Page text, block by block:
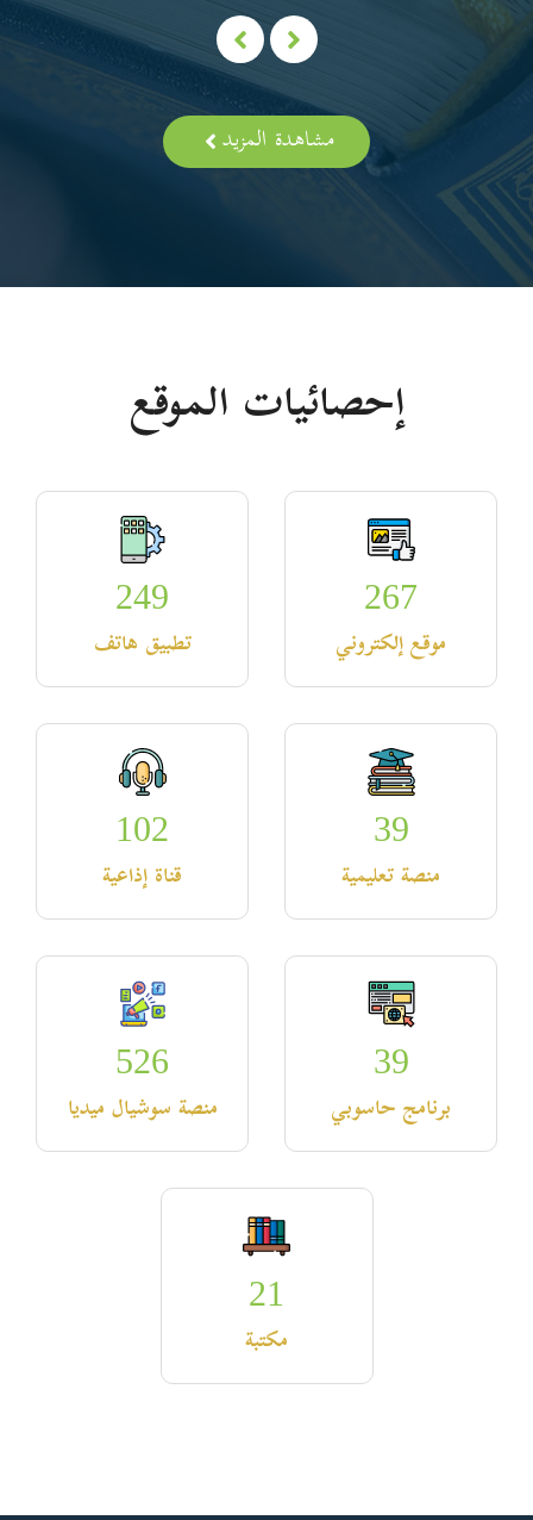
مشاهدة المزيد
إحصائيات الموقع
267
موقع إلكتروني
249
تطبيق هاتف
39
منصة تعليمية
102
قناة إذاعية
39
برنامج حاسوبي
526
منصة سوشيال ميديا
21
مكتبة